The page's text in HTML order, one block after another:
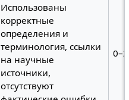
Использованы
корректные
определения и
терминология, ссылки
на научные
источники,
отсутствуют
0–2